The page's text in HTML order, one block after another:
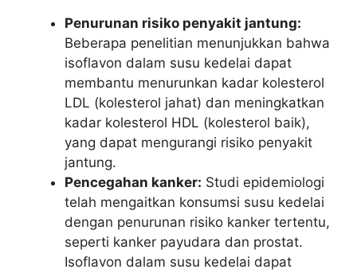
Penurunan risiko penyakit jantung:
Beberapa penelitian menunjukkan bahwa
isoflavon dalam susu kedelai dapat
membantu menurunkan kadar kolesterol
LDL (kolesterol jahat) dan meningkatkan
kadar kolesterol HDL (kolesterol baik),
yang dapat mengurangi risiko penyakit
jantung.
Pencegahan kanker: Studi epidemiologi
telah mengaitkan konsumsi susu kedelai
dengan penurunan risiko kanker tertentu,
seperti kanker payudara dan prostat.
Isoflavon dalam susu kedelai dapat